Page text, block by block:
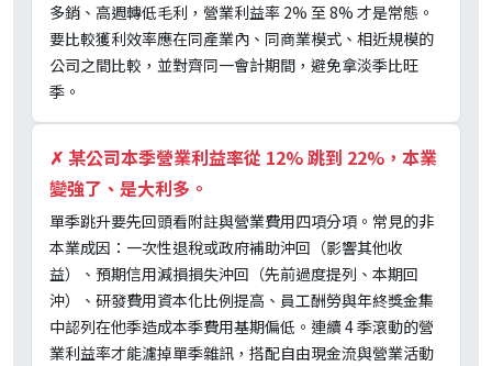
多銷、高週轉低毛利，營業利益率 2% 至 8% 才是常態。
要比較獲利效率應在同產業內、同商業模式、相近規模的
公司之間比較，並對齊同一會計期間，避免拿淡季比旺
季。
✗ 某公司本季營業利益率從 12% 跳到 22%，本業
變強了、是大利多。
單季跳升要先回頭看附註與營業費用四項分項。常見的非
本業成因：一次性退稅或政府補助沖回（影響其他收
益）、預期信用減損損失沖回（先前過度提列、本期回
沖）、研發費用資本化比例提高、員工酬勞與年終獎金集
中認列在他季造成本季費用基期偏低。連續 4 季滾動的營
業利益率才能濾掉單季雜訊，搭配自由現金流與營業活動